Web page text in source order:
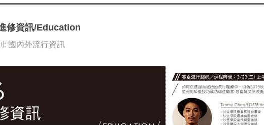
修資訊/Education
國內外流行資訊